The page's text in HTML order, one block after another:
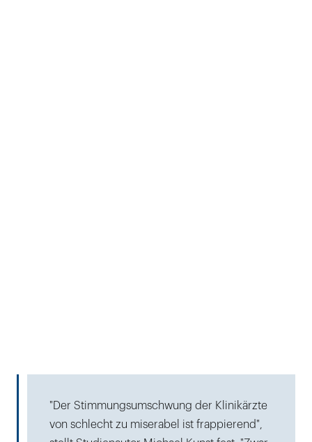
"Der Stimmungsumschwung der Klinikärzte
von schlecht zu miserabel ist frappierend",